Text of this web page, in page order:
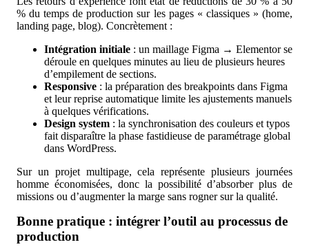
% du temps de production sur les pages « classiques » (home,
landing page, blog). Concrètement :
Intégration initiale : un maillage Figma → Elementor se
déroule en quelques minutes au lieu de plusieurs heures
d’empilement de sections.
Responsive : la préparation des breakpoints dans Figma
et leur reprise automatique limite les ajustements manuels
à quelques vérifications.
Design system : la synchronisation des couleurs et typos
fait disparaître la phase fastidieuse de paramétrage global
dans WordPress.
Sur un projet multipage, cela représente plusieurs journées
homme économisées, donc la possibilité d’absorber plus de
missions ou d’augmenter la marge sans rogner sur la qualité.
Bonne pratique : intégrer l’outil au processus de
production